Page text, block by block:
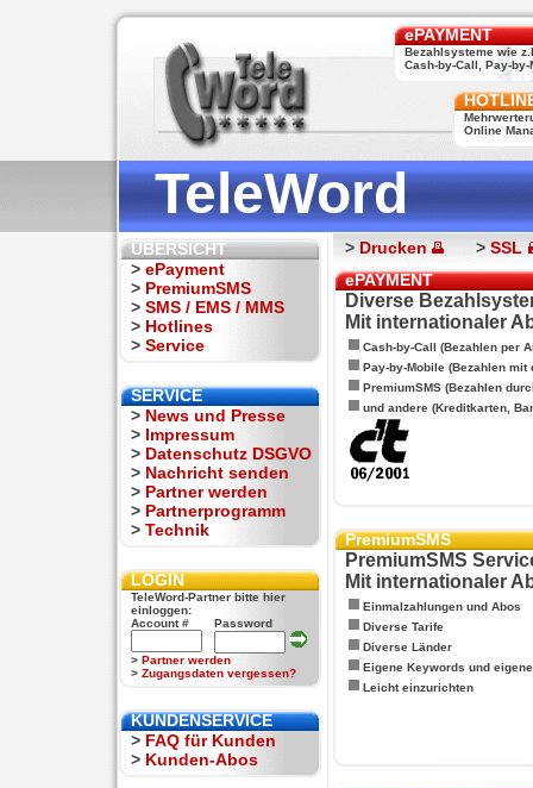
ePAYMENT
Bezahlsysteme wie
Cash-by-Call, Pay-by-
Online
TeleWord
ÜBERSICHT
> ePayment
> PremiumSMS
> SMS / EMS / MMS
> Hotlines
> Service
SERVICE
> News und Presse
> Impressum
> Datenschutz DSGVO
> Nachricht senden
> Partner werden
> Partnerprogramm
> Technik
LOGIN
TeleWord-Partner bitte hier
einloggen:
Account #
Password
> Partner werden
> Zugangsdaten vergessen?
KUNDENSERVICE
> FAQ für Kunden
> Kunden-Abos
> Drucken > SSL
ePAYMENT
Diverse
Mit internationaler
Cash-by-Call (Bezahlen per
Pay-by-Mobile (Bezahlen mit
PremiumSMS (Bezahlen
und andere (Kreditkarten,
PremiumSMS
PremiumSMS
Mit internationaler
Einmalzahlungen und Abos
Diverse Tarife
Diverse Länder
Eigene Keywords und
Leicht einzurichten